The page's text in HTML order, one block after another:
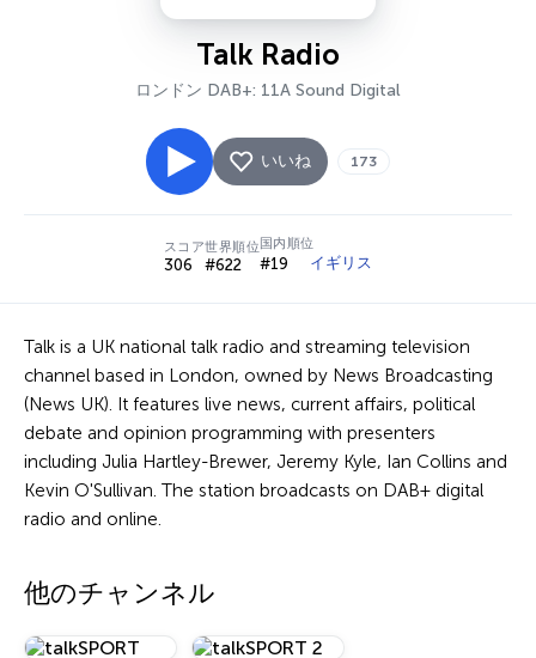
Talk Radio
ロンドン DAB+: 11A Sound Digital
いいね 173
スコア
306
世界順位
#622
国内順位
#19 イギリス
Talk is a UK national talk radio and streaming television
channel based in London, owned by News Broadcasting
(News UK). It features live news, current affairs, political
debate and opinion programming with presenters
including Julia Hartley-Brewer, Jeremy Kyle, Ian Collins and
Kevin O'Sullivan. The station broadcasts on DAB+ digital
radio and online.
他のチャンネル